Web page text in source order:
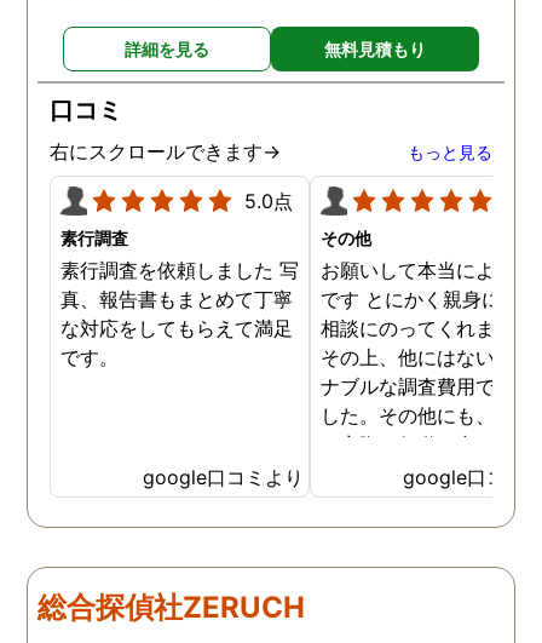
る探偵事務所さんだと、あ
らためて思いました。 事務
所の皆様にお世話になった
ので、クチコミの方書かせ
ていただきます。ありがと
うございました。
詳細を見る 無料見積もり
口コミ
右にスクロールできます→ もっと見る
5.0点
素行調査
素行調査を依頼しました 写
真、報告書もまとめて丁寧
な対応をしてもらえて満足
です。
google口コミより
その他
お願いして本当によかっ
です とにかく親身にな
相談にのってくれました
その上、他にはないリー
ナブルな調査費用で済み
した。その他にも、相談
ら実際に行動に出て頂い
のが、スゴく早く問題を
決していただき、大変助
りました。 次回も是非
しろ最初の相談の段階が
google口コミ
総合探偵社ZERUCH